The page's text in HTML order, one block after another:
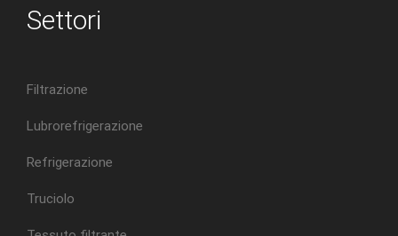
Settori
Filtrazione
Lubrorefrigerazione
Refrigerazione
Truciolo